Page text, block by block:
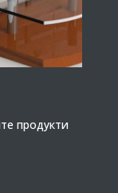
продукти